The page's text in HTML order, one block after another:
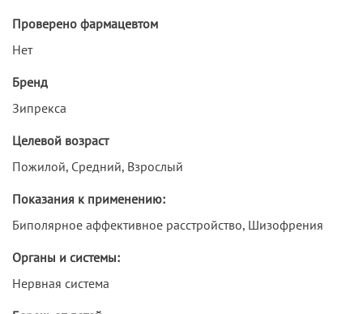
Проверено фармацевтом
Нет
Бренд
Зипрекса
Целевой возраст
Пожилой, Средний, Взрослый
Показания к применению:
Биполярное аффективное расстройство, Шизофрения
Органы и системы:
Нервная система